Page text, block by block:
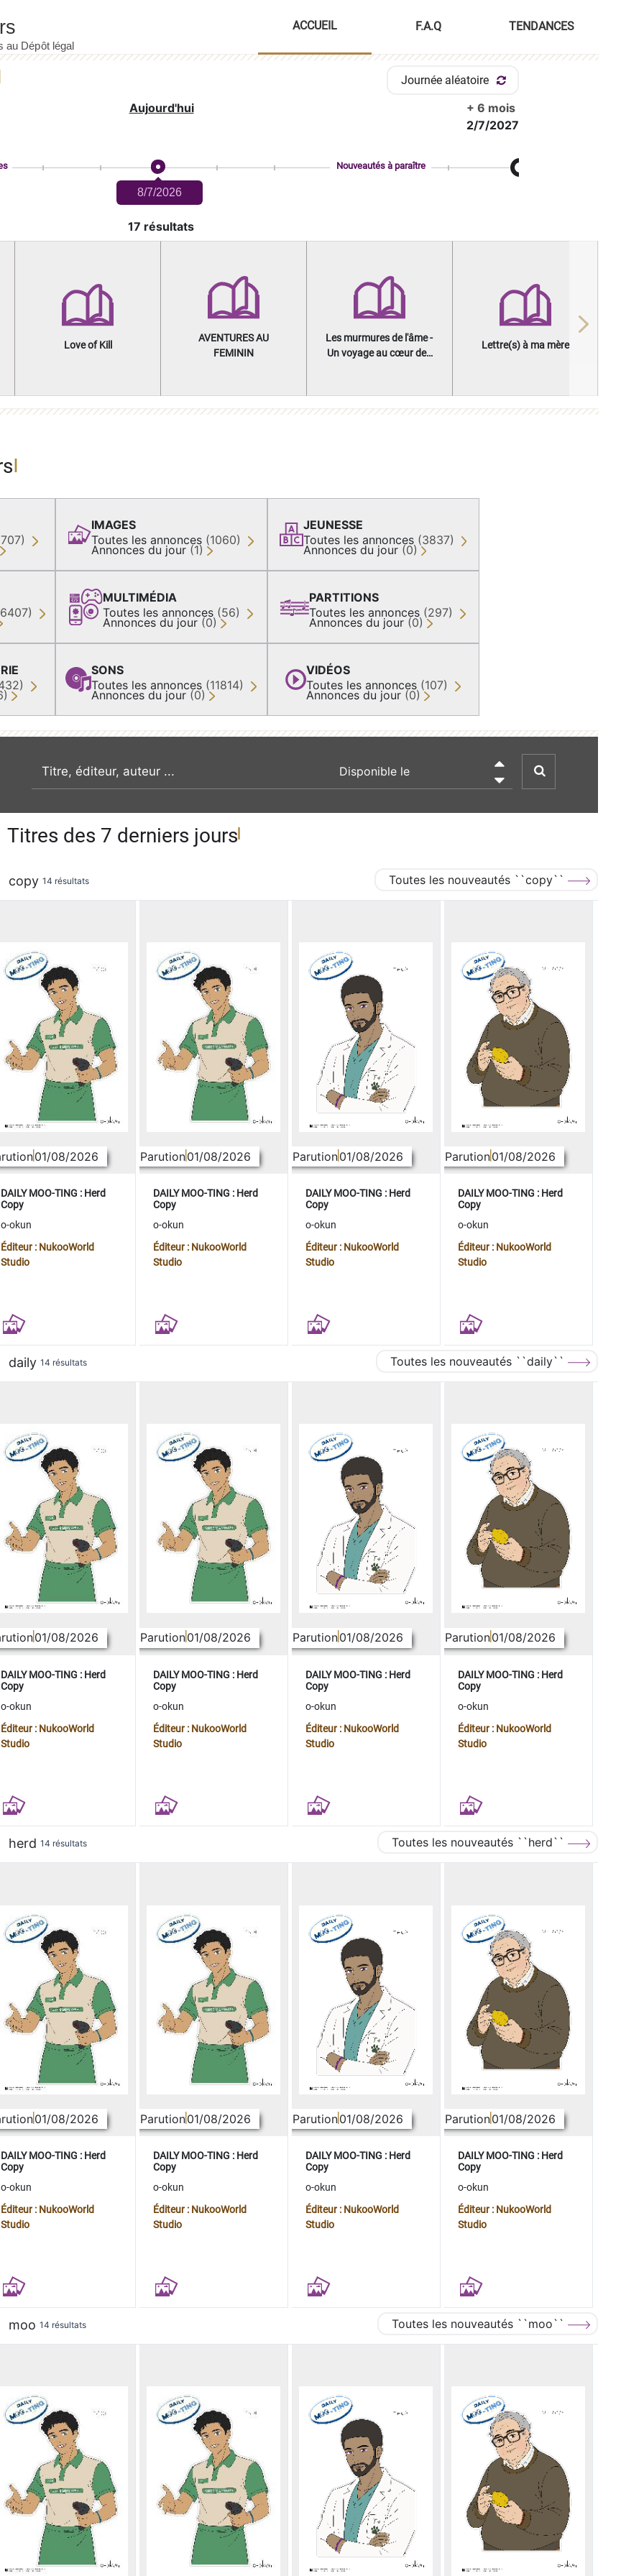
ACCUEIL F.A.Q TENDANCES
Journée aléatoire
Aujourd'hui
+ 6 mois
2/7/2027
8/7/2026
Nouveautés à paraître
17 résultats
Love of Kill
AVENTURES AU
FEMININ
Les murmures de l'âme -
Un voyage au cœur des
Lettre(s) à ma mère
Next
IMAGES
Toutes les annonces (1060)
Annonces du jour (1)
MULTIMÉDIA
Toutes les annonces (56)
Annonces du jour (0)
SONS
Toutes les annonces (11814)
Annonces du jour (0)
JEUNESSE
Toutes les annonces (3837)
Annonces du jour (0)
PARTITIONS
Toutes les annonces (297)
Annonces du jour (0)
VIDÉOS
Toutes les annonces (107)
Annonces du jour (0)
recherche par mot clé

Titres des 7 derniers jours
copy 14 résultats Toutes les nouveautés ``copy``
01/08/2026
DAILY MOO-TING : Herd
Copy
o-okun
Éditeur : NukooWorld
Studio
Parution01/08/2026
DAILY MOO-TING : Herd
Copy
o-okun
Éditeur : NukooWorld
Studio
Parution01/08/2026
DAILY MOO-TING : Herd
Copy
o-okun
Éditeur : NukooWorld
Studio
Parution01/08/2026
DAILY MOO-TING : Herd
Copy
o-okun
Éditeur : NukooWorld
Studio
daily 14 résultats Toutes les nouveautés ``daily``
01/08/2026
DAILY MOO-TING : Herd
Copy
o-okun
Éditeur : NukooWorld
Studio
Parution01/08/2026
DAILY MOO-TING : Herd
Copy
o-okun
Éditeur : NukooWorld
Studio
Parution01/08/2026
DAILY MOO-TING : Herd
Copy
o-okun
Éditeur : NukooWorld
Studio
Parution01/08/2026
DAILY MOO-TING : Herd
Copy
o-okun
Éditeur : NukooWorld
Studio
herd 14 résultats Toutes les nouveautés ``herd``
01/08/2026
DAILY MOO-TING : Herd
Copy
o-okun
Éditeur : NukooWorld
Studio
Parution01/08/2026
DAILY MOO-TING : Herd
Copy
o-okun
Éditeur : NukooWorld
Studio
Parution01/08/2026
DAILY MOO-TING : Herd
Copy
o-okun
Éditeur : NukooWorld
Studio
Parution01/08/2026
DAILY MOO-TING : Herd
Copy
o-okun
Éditeur : NukooWorld
Studio
moo 14 résultats Toutes les nouveautés ``moo``